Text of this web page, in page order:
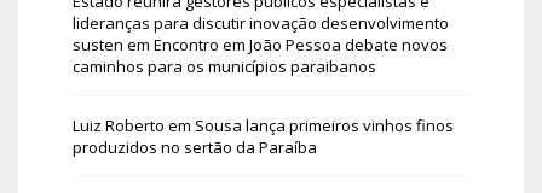
lideranças para discutir inovação desenvolvimento
susten em Encontro em João Pessoa debate novos
caminhos para os municípios paraibanos
Luiz Roberto em Sousa lança primeiros vinhos finos
produzidos no sertão da Paraíba